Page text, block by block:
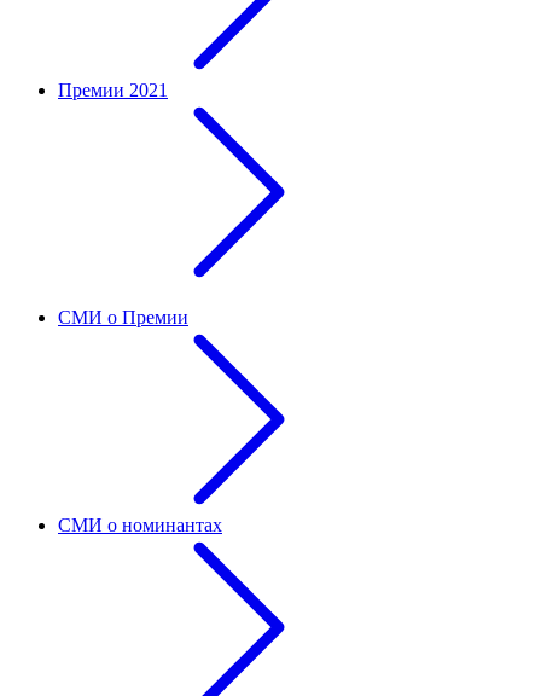
Премии 2021
СМИ о Премии
СМИ о номинантах